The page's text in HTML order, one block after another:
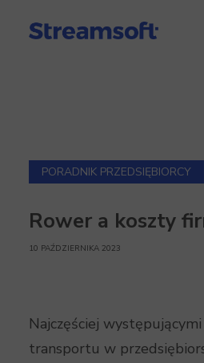
PORADNIK PRZEDSIĘBIORCY
Rower a koszty
10 PAŹDZIERNIKA 2023
Najczęściej
transportu w